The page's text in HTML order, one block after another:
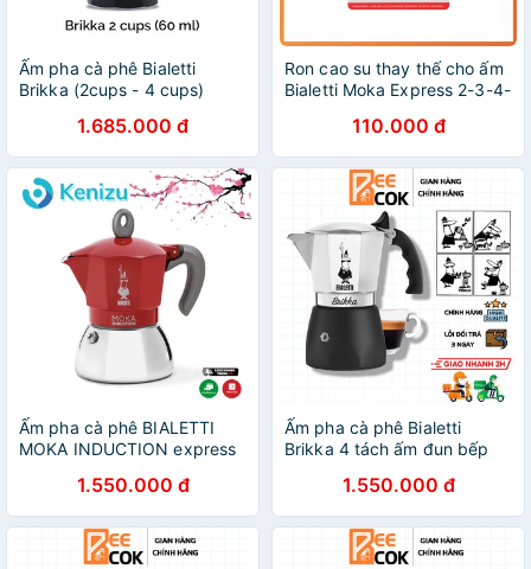
Ấm pha cà phê Bialetti
Brikka (2cups - 4 cups)
1.685.000 đ
Ron cao su thay thế cho ấm
Bialetti Moka Express 2-3-4-
110.000 đ
Ấm pha cà phê BIALETTI
MOKA INDUCTION express
1.550.000 đ
Ấm pha cà phê Bialetti
Brikka 4 tách ấm đun bếp
1.550.000 đ